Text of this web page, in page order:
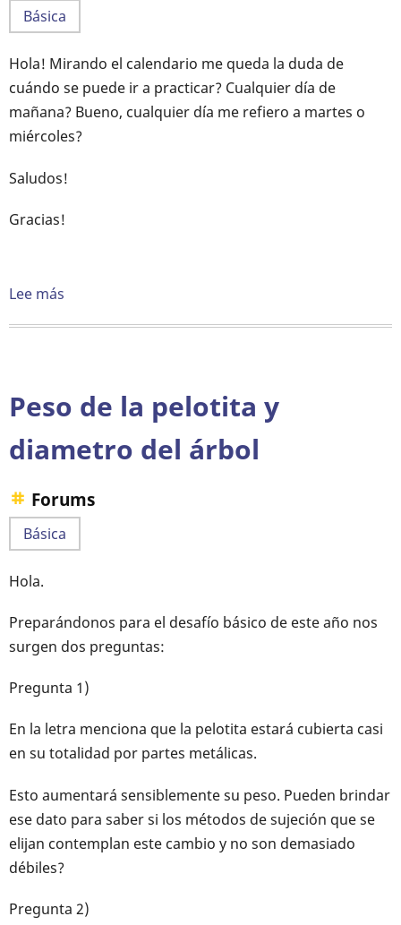
Básica
Hola! Mirando el calendario me queda la duda de
cuándo se puede ir a practicar? Cualquier día de
mañana? Bueno, cualquier día me refiero a martes o
miércoles?
Saludos!
Gracias!
Lee más
Peso de la pelotita y
diametro del árbol
Forums
Básica
Hola.
Preparándonos para el desafío básico de este año nos
surgen dos preguntas:
Pregunta 1)
En la letra menciona que la pelotita estará cubierta casi
en su totalidad por partes metálicas.
Esto aumentará sensiblemente su peso. Pueden brindar
ese dato para saber si los métodos de sujeción que se
elijan contemplan este cambio y no son demasiado
débiles?
Pregunta 2)